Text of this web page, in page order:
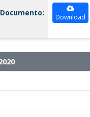
Documento: Download